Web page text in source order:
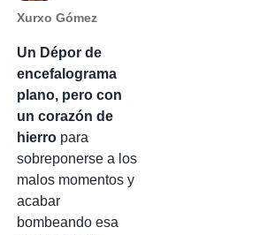
Xurxo Gómez
Un Dépor de
encefalograma
plano, pero con
un corazón de
hierro para
sobreponerse a los
malos momentos y
acabar
bombeando esa